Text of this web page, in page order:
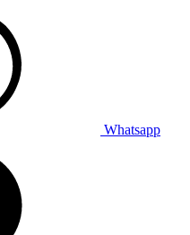
Whatsapp